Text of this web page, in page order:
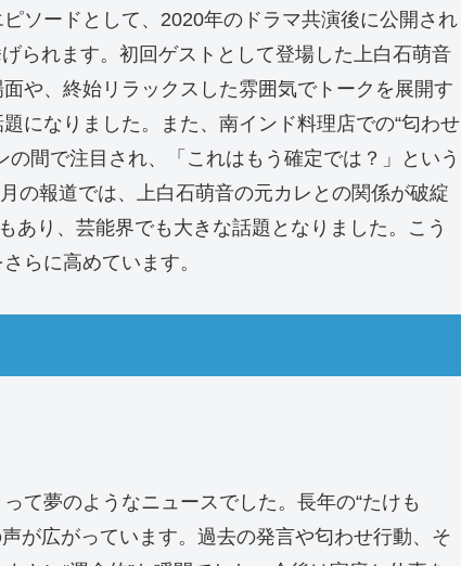
ソードとして、2020年のドラマ共演後に公開され
られます。初回ゲストとして登場した上白石萌音
や、終始リラックスした雰囲気でトークを展開す
になりました。また、南インド料理店での“匂わせ
間で注目され、「これはもう確定では？」という
の報道では、上白石萌音の元カレとの関係が破綻
あり、芸能界でも大きな話題となりました。こう
らに高めています。
て夢のようなニュースでした。長年の“たけも
が広がっています。過去の発言や匂わせ行動、そ